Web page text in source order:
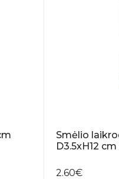
Smėlio
D3.5xH12
2.60€